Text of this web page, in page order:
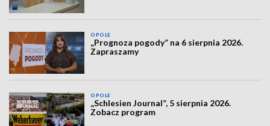
OPOLE
„Prognoza pogody” na 6 sierpnia 2026.
Zapraszamy
OPOLE
„Schlesien Journal”, 5 sierpnia 2026.
Zobacz program